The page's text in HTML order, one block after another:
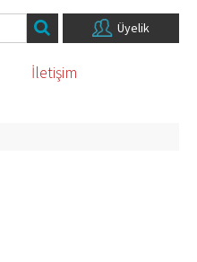
Üyelik
İletişim